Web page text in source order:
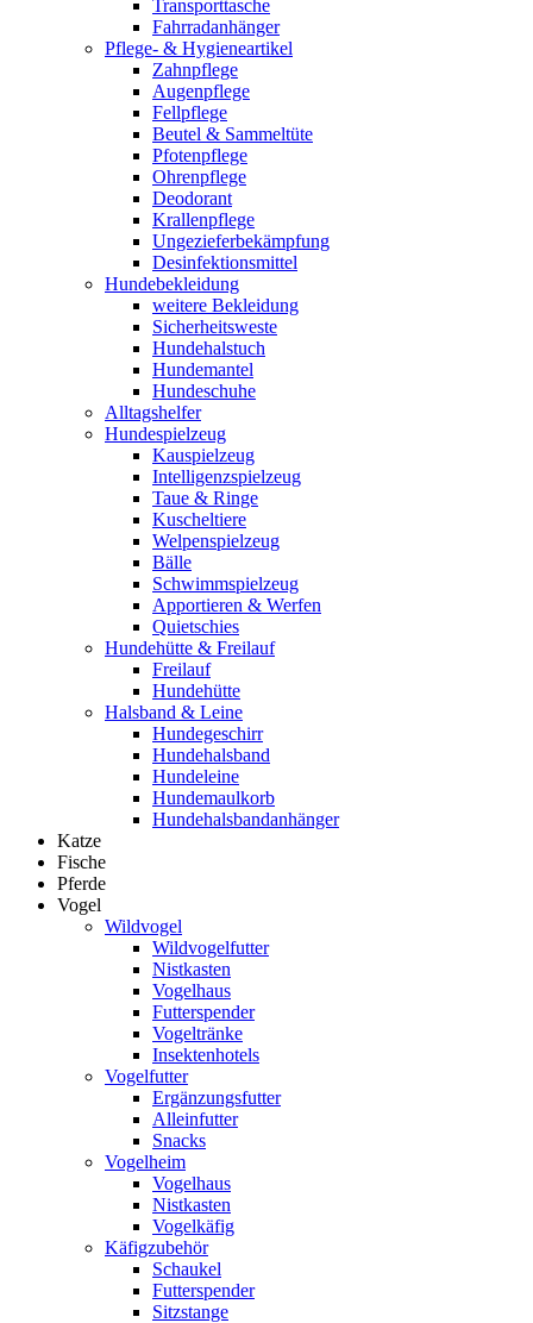
Transporttasche
Fahrradanhänger
Pflege- & Hygieneartikel
Zahnpflege
Augenpflege
Fellpflege
Beutel & Sammeltüte
Pfotenpflege
Ohrenpflege
Deodorant
Krallenpflege
Ungezieferbekämpfung
Desinfektionsmittel
Hundebekleidung
weitere Bekleidung
Sicherheitsweste
Hundehalstuch
Hundemantel
Hundeschuhe
Alltagshelfer
Hundespielzeug
Kauspielzeug
Intelligenzspielzeug
Taue & Ringe
Kuscheltiere
Welpenspielzeug
Bälle
Schwimmspielzeug
Apportieren & Werfen
Quietschies
Hundehütte & Freilauf
Freilauf
Hundehütte
Halsband & Leine
Hundegeschirr
Hundehalsband
Hundeleine
Hundemaulkorb
Hundehalsbandanhänger
Katze
Fische
Pferde
Vogel
Wildvogel
Wildvogelfutter
Nistkasten
Vogelhaus
Futterspender
Vogeltränke
Insektenhotels
Vogelfutter
Ergänzungsfutter
Alleinfutter
Snacks
Vogelheim
Vogelhaus
Nistkasten
Vogelkäfig
Käfigzubehör
Schaukel
Futterspender
Sitzstange